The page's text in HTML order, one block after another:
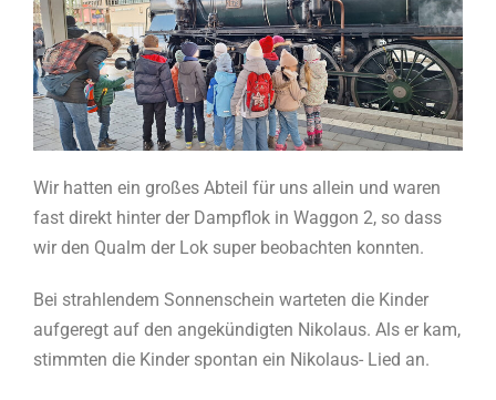
Wir hatten ein großes Abteil für uns allein und waren
fast direkt hinter der Dampflok in Waggon 2, so dass
wir den Qualm der Lok super beobachten konnten.
Bei strahlendem Sonnenschein warteten die Kinder
aufgeregt auf den angekündigten Nikolaus. Als er kam,
stimmten die Kinder spontan ein Nikolaus- Lied an.